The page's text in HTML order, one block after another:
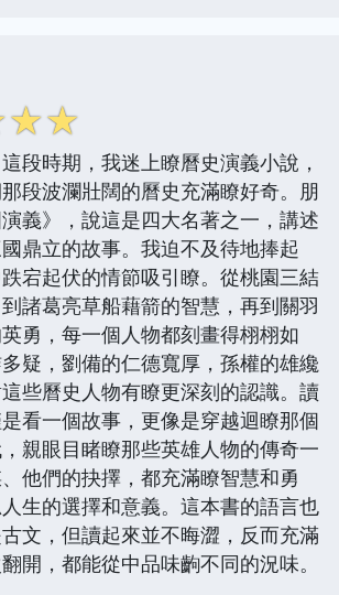
☆☆
段時期，我迷上瞭曆史演義小說，
段波瀾壯闊的曆史充滿瞭好奇。朋
義》，說這是四大名著之一，講述
鼎立的故事。我迫不及待地捧起
宕起伏的情節吸引瞭。從桃園三結
諸葛亮草船藉箭的智慧，再到關羽
勇，每一個人物都刻畫得栩栩如
疑，劉備的仁德寬厚，孫權的雄纔
些曆史人物有瞭更深刻的認識。讀
看一個故事，更像是穿越迴瞭那個
親眼目睹瞭那些英雄人物的傳奇一
他們的抉擇，都充滿瞭智慧和勇
生的選擇和意義。這本書的語言也
文，但讀起來並不晦澀，反而充滿
開，都能從中品味齣不同的況味。